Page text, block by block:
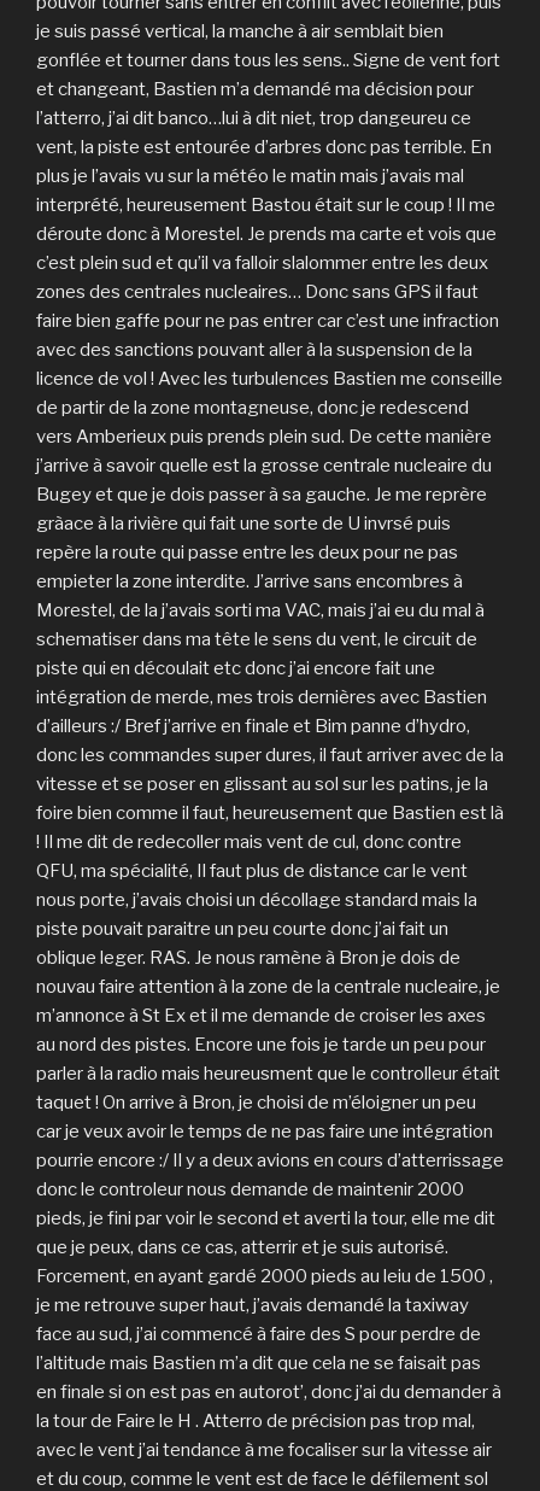
je suis passé vertical, la manche à air semblait bien
gonflée et tourner dans tous les sens.. Signe de vent fort
et changeant, Bastien m’a demandé ma décision pour
l’atterro, j’ai dit banco…lui à dit niet, trop dangeureu ce
vent, la piste est entourée d’arbres donc pas terrible. En
plus je l’avais vu sur la météo le matin mais j’avais mal
interprété, heureusement Bastou était sur le coup ! Il me
déroute donc à Morestel. Je prends ma carte et vois que
c’est plein sud et qu’il va falloir slalommer entre les deux
zones des centrales nucleaires… Donc sans GPS il faut
faire bien gaffe pour ne pas entrer car c’est une infraction
avec des sanctions pouvant aller à la suspension de la
licence de vol ! Avec les turbulences Bastien me conseille
de partir de la zone montagneuse, donc je redescend
vers Amberieux puis prends plein sud. De cette manière
j’arrive à savoir quelle est la grosse centrale nucleaire du
Bugey et que je dois passer à sa gauche. Je me reprère
gràace à la rivière qui fait une sorte de U invrsé puis
repère la route qui passe entre les deux pour ne pas
empieter la zone interdite. J’arrive sans encombres à
Morestel, de la j’avais sorti ma VAC, mais j’ai eu du mal à
schematiser dans ma tête le sens du vent, le circuit de
piste qui en découlait etc donc j’ai encore fait une
intégration de merde, mes trois dernières avec Bastien
d’ailleurs :/ Bref j’arrive en finale et Bim panne d’hydro,
donc les commandes super dures, il faut arriver avec de la
vitesse et se poser en glissant au sol sur les patins, je la
foire bien comme il faut, heureusement que Bastien est là
! Il me dit de redecoller mais vent de cul, donc contre
QFU, ma spécialité, Il faut plus de distance car le vent
nous porte, j’avais choisi un décollage standard mais la
piste pouvait paraitre un peu courte donc j’ai fait un
oblique leger. RAS. Je nous ramène à Bron je dois de
nouvau faire attention à la zone de la centrale nucleaire, je
m’annonce à St Ex et il me demande de croiser les axes
au nord des pistes. Encore une fois je tarde un peu pour
parler à la radio mais heureusment que le controlleur était
taquet ! On arrive à Bron, je choisi de m’éloigner un peu
car je veux avoir le temps de ne pas faire une intégration
pourrie encore :/ Il y a deux avions en cours d’atterrissage
donc le controleur nous demande de maintenir 2000
pieds, je fini par voir le second et averti la tour, elle me dit
que je peux, dans ce cas, atterrir et je suis autorisé.
Forcement, en ayant gardé 2000 pieds au leiu de 1500 ,
je me retrouve super haut, j’avais demandé la taxiway
face au sud, j’ai commencé à faire des S pour perdre de
l’altitude mais Bastien m’a dit que cela ne se faisait pas
en finale si on est pas en autorot’, donc j’ai du demander à
la tour de Faire le H . Atterro de précision pas trop mal,
avec le vent j’ai tendance à me focaliser sur la vitesse air
et du coup, comme le vent est de face le défilement sol